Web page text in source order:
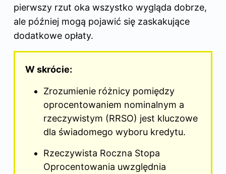
pierwszy rzut oka wszystko wygląda dobrze,
ale później mogą pojawić się zaskakujące
dodatkowe opłaty.
W skrócie:
Zrozumienie różnicy pomiędzy
oprocentowaniem nominalnym a
rzeczywistym (RRSO) jest kluczowe
dla świadomego wyboru kredytu.
Rzeczywista Roczna Stopa
Oprocentowania uwzględnia